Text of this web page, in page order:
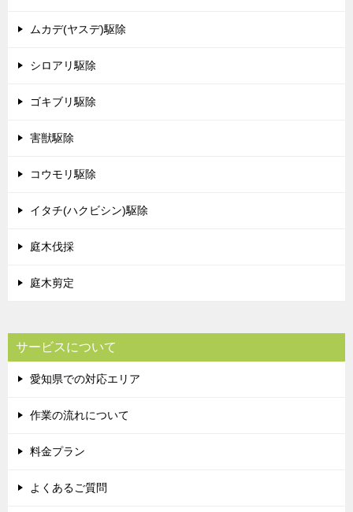
ムカデ(ヤスデ)駆除
シロアリ駆除
ゴキブリ駆除
害獣駆除
コウモリ駆除
イタチ(ハクビシン)駆除
庭木伐採
庭木剪定
サービスについて
愛知県での対応エリア
作業の流れについて
料金プラン
よくあるご質問